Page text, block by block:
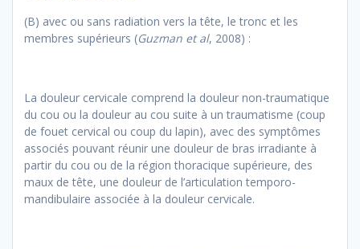
(B) avec ou sans radiation vers la tête, le tronc et les
membres supérieurs (Guzman et al, 2008) :
La douleur cervicale comprend la douleur non-traumatique
du cou ou la douleur au cou suite à un traumatisme (coup
de fouet cervical ou coup du lapin), avec des symptômes
associés pouvant réunir une douleur de bras irradiante à
partir du cou ou de la région thoracique supérieure, des
maux de tête, une douleur de l’articulation temporo-
mandibulaire associée à la douleur cervicale.